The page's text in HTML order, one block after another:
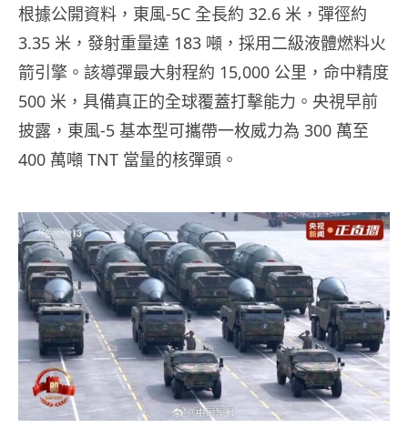
根據公開資料，東風-5C 全長約 32.6 米，彈徑約
3.35 米，發射重量達 183 噸，採用二級液體燃料火
箭引擎。該導彈最大射程約 15,000 公里，命中精度
500 米，具備真正的全球覆蓋打擊能力。央視早前
披露，東風-5 基本型可攜帶一枚威力為 300 萬至
400 萬噸 TNT 當量的核彈頭。